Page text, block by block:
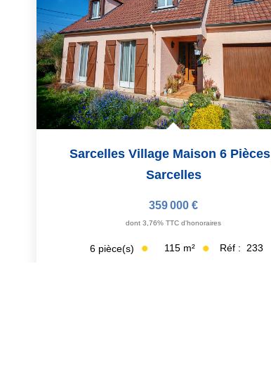
Sarcelles Village Maison 6 Pièces
Sarcelles
359 000 €
dont 3,76% TTC d'honoraires
6 pièce(s) 115 m² Réf : 233